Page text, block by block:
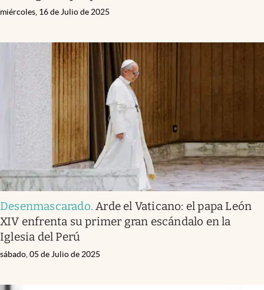
miércoles, 16 de Julio de 2025
Desenmascarado.Arde el Vaticano: el papa León
XIV enfrenta su primer gran escándalo en la
Iglesia del Perú
sábado, 05 de Julio de 2025